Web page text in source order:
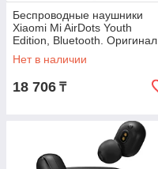
Беспроводные наушники
Xiaomi Mi AirDots Youth
Edition, Bluetooth. Оригинал.
Арт.6103
Нет в наличии
18 706 ₸